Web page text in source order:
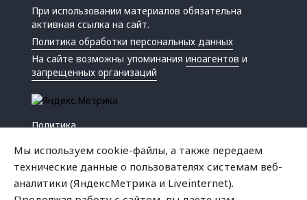
При использовании материалов обязательна
активная ссылка на сайт.
Политика обработки персональных данных
На сайте возможны упоминанияиноагентов и
запрещенных организаций
Политика
Мы используем cookie-файлы, а также передаем
технические данные о пользователях системам веб-
аналитики (ЯндексМетрика и Liveinternet).